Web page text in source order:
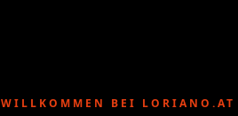
WILLKOMMEN BEI LORIANO.AT